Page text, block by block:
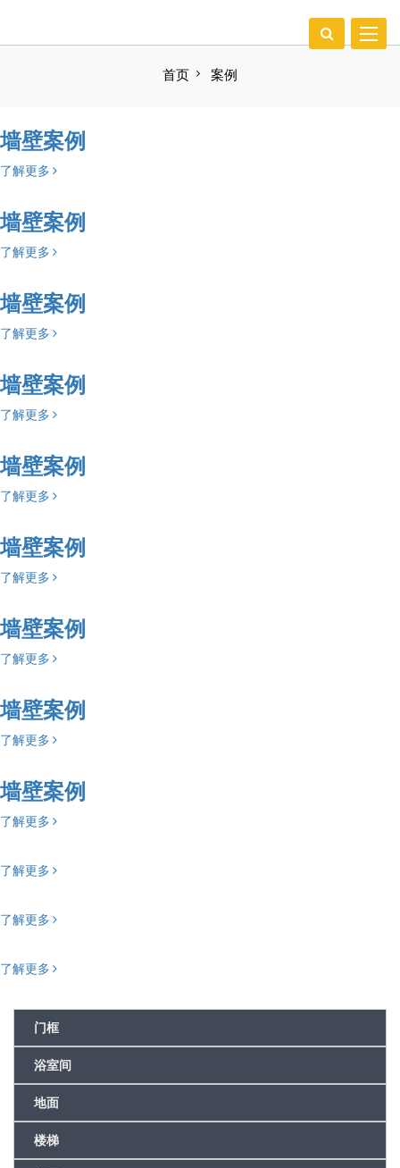
Toggle
EN
首页 案例
墙壁案例
了解更多
墙壁案例
了解更多
墙壁案例
了解更多
墙壁案例
了解更多
墙壁案例
了解更多
墙壁案例
了解更多
墙壁案例
了解更多
墙壁案例
了解更多
墙壁案例
了解更多
了解更多
了解更多
了解更多
门框
浴室间
地面
楼梯